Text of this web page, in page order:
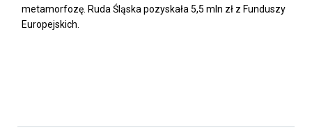
metamorfozę. Ruda Śląska pozyskała 5,5 mln zł z Funduszy
Europejskich.